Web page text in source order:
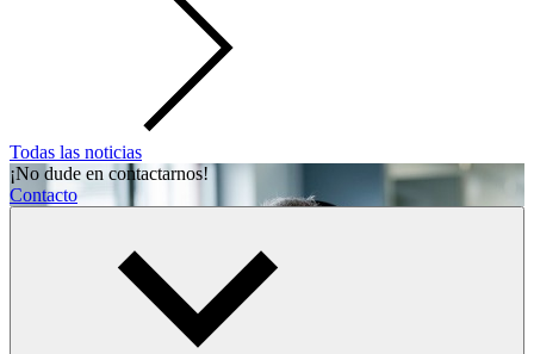
Todas las noticias
¡No dude en contactarnos!
Contacto